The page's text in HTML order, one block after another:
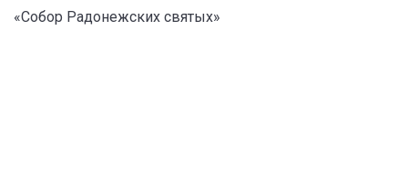
«Собор Радонежских святых»